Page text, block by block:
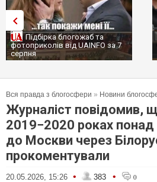
Підбірка блогожаб та
фотоприколів від UAINFO за 7
серпня
Вся правда з блогосфери » Новини
Журналіст повідомив,
2019−2020 роках понад
до Москви через
прокоментували
20.05.2026, 15:26 • 383 • 0